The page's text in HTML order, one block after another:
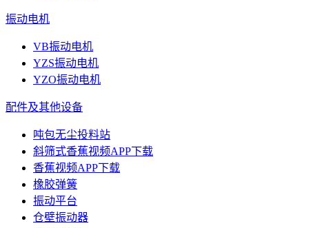
振动电机
VB振动电机
YZS振动电机
YZO振动电机
配件及其他设备
吨包无尘投料站
斜筛式香蕉视频APP下载
香蕉视频APP下载
橡胶弹簧
振动平台
仓壁振动器